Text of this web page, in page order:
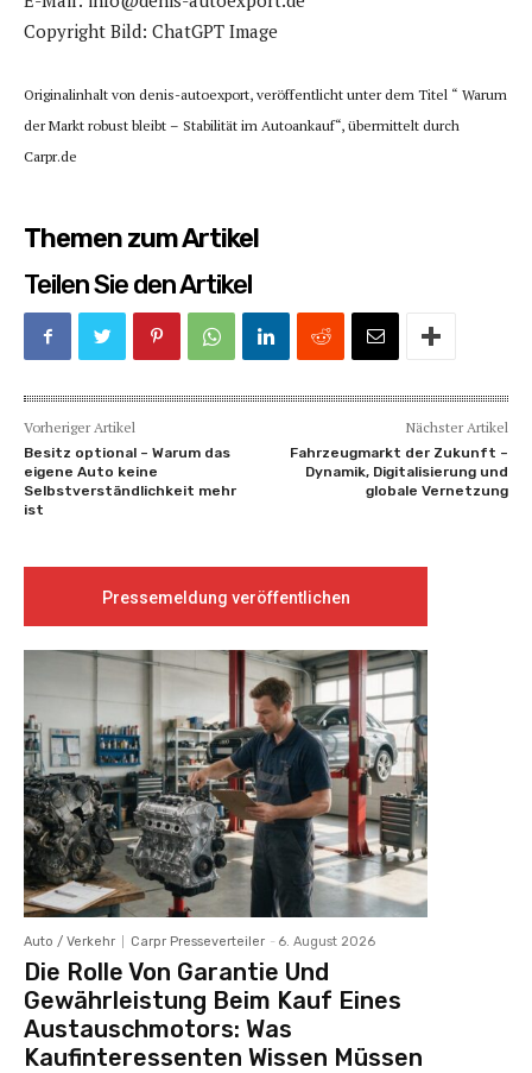
Copyright Bild: ChatGPT Image
Originalinhalt von denis-autoexport, veröffentlicht unter dem Titel “ Warum
der Markt robust bleibt – Stabilität im Autoankauf“, übermittelt durch
Carpr.de
Themen zum Artikel
Teilen Sie den Artikel
Vorheriger Artikel
Besitz optional – Warum das
eigene Auto keine
Selbstverständlichkeit mehr
ist
Nächster Artikel
Fahrzeugmarkt der Zukunft –
Dynamik, Digitalisierung und
globale Vernetzung
Pressemeldung veröffentlichen
Auto / Verkehr Carpr Presseverteiler - 6. August 2026
Die Rolle Von Garantie Und
Gewährleistung Beim Kauf Eines
Austauschmotors: Was
Kaufinteressenten Wissen Müssen